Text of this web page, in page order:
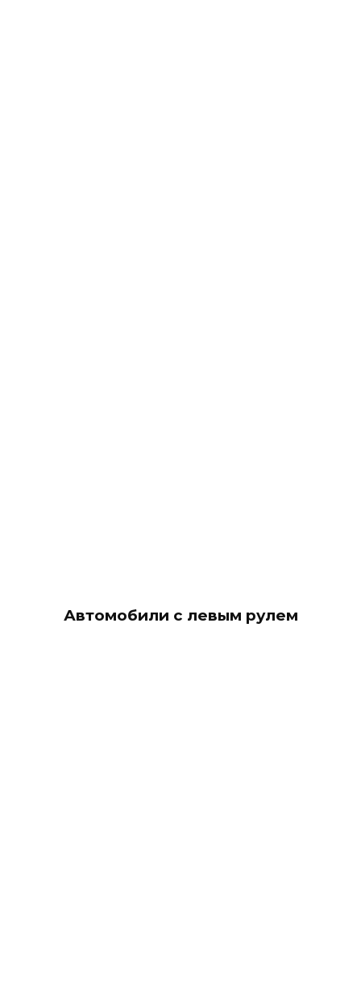
Автомобили с левым рулем